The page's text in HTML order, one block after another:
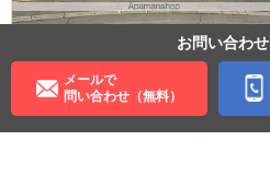
万円
敷 1ヶ月
31㎡
1DK
バス 更別南3線 徒歩5分
お問い合わせ
メールで
問い合わせ（無料）